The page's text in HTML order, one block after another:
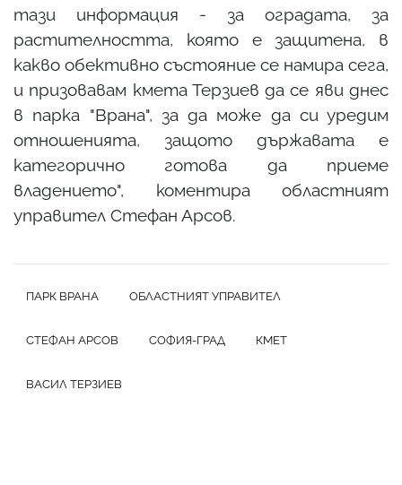
тази информация - за оградата, за
растителността, която е защитена, в
какво обективно състояние се намира сега,
и призовавам кмета Терзиев да се яви днес
в парка "Врана", за да може да си уредим
отношенията, защото държавата е
категорично готова да приеме
владението", коментира областният
управител Стефан Арсов.
ПАРК ВРАНА ОБЛАСТНИЯТ УПРАВИТЕЛ
СТЕФАН АРСОВ СОФИЯ-ГРАД КМЕТ
ВАСИЛ ТЕРЗИЕВ